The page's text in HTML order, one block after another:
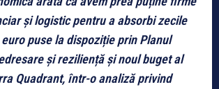
și logistic pentru a absorbi zecile
puse la dispoziție prin Planul
și reziliență și noul buget al
Quadrant, într-o analiză privind